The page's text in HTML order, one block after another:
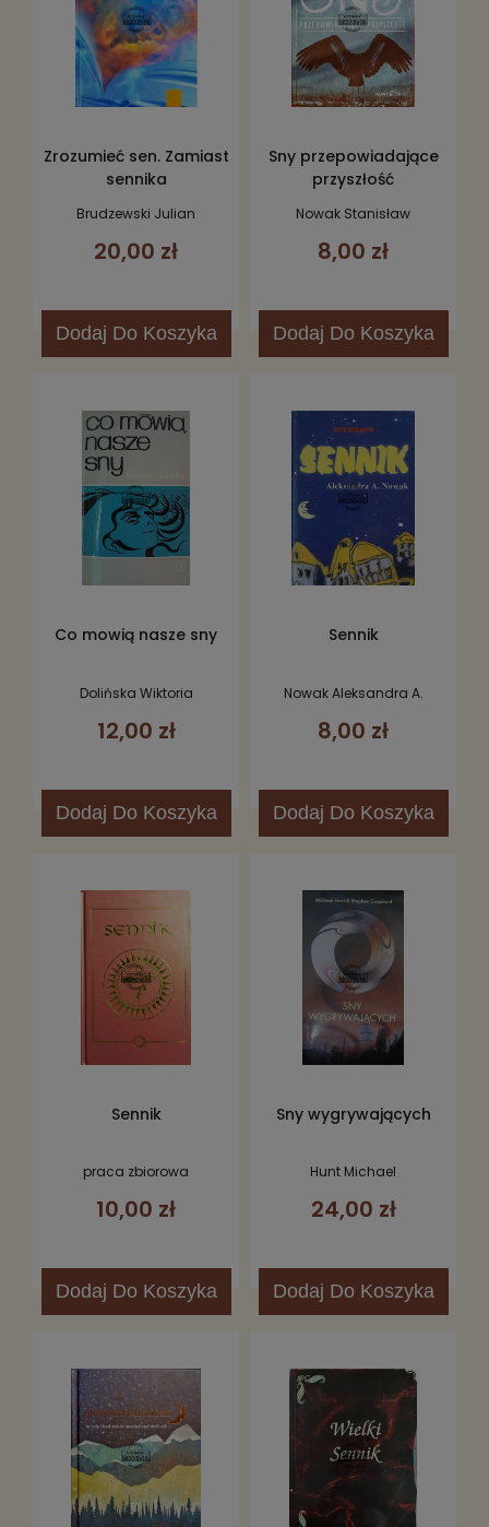
Zrozumieć sen. Zamiast
sennika
Brudzewski Julian
20,00 zł
Dodaj Do Koszyka
Sny przepowiadające
przyszłość
Nowak Stanisław
8,00 zł
Dodaj Do Koszyka
Co mowią nasze sny
Dolińska Wiktoria
12,00 zł
Dodaj Do Koszyka
Sennik
Nowak Aleksandra A.
8,00 zł
Dodaj Do Koszyka
Sennik
praca zbiorowa
10,00 zł
Dodaj Do Koszyka
Sny wygrywających
Hunt Michael
24,00 zł
Dodaj Do Koszyka